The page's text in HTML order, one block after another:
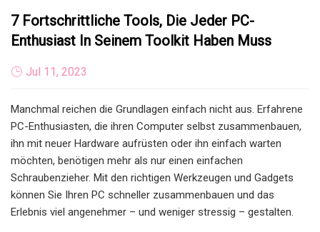
7 Fortschrittliche Tools, Die Jeder PC-
Enthusiast In Seinem Toolkit Haben Muss
Jul 11, 2023
Manchmal reichen die Grundlagen einfach nicht aus. Erfahrene
PC-Enthusiasten, die ihren Computer selbst zusammenbauen,
ihn mit neuer Hardware aufrüsten oder ihn einfach warten
möchten, benötigen mehr als nur einen einfachen
Schraubenzieher. Mit den richtigen Werkzeugen und Gadgets
können Sie Ihren PC schneller zusammenbauen und das
Erlebnis viel angenehmer – und weniger stressig – gestalten.